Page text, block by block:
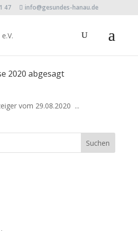
47 info@gesundes-hanau.de
2020 abgesagt
vom 29.08.2020 ...